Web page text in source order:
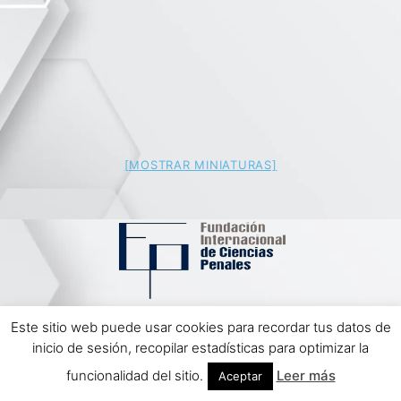
[MOSTRAR MINIATURAS]
Aviso Legal | Política de Privacidad
Diseño Web Impulso Tecnológico
Este sitio web puede usar cookies para recordar tus datos de
inicio de sesión, recopilar estadísticas para optimizar la
funcionalidad del sitio.
Aceptar Leer más